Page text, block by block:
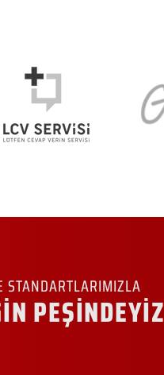
STANDARTLARIMIZLA
PEŞİNDEYİZ